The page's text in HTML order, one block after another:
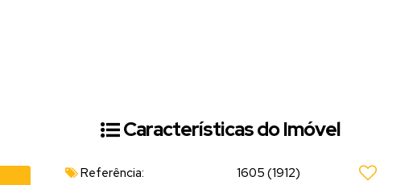
Características do Imóvel
Referência: 1605 (1912)